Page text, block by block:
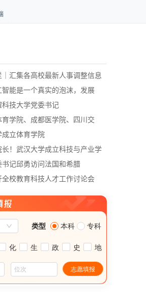
汇集各高校最新人事调整信息
能是一个真实的泡沫，发展
技大学党委书记
育学院、成都医学院、四川交
成立体育学院
！武汉大学成立科技与产业学
记邱勇访问法国和希腊
校教育科技人才工作讨论会